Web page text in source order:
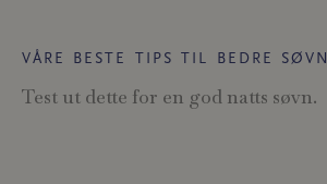
VÅRE BESTE TIPS TIL BEDRE SØVN
Test ut dette for en god natts søvn.